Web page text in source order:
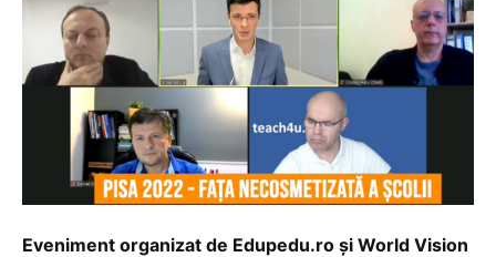
Eveniment organizat de Edupedu.ro și World Vision